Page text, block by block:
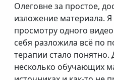
Олеговне за простое,
изложение материала.
просмотру одного
себя разложила всё по
терапии стало понятно.
несколько обучающих